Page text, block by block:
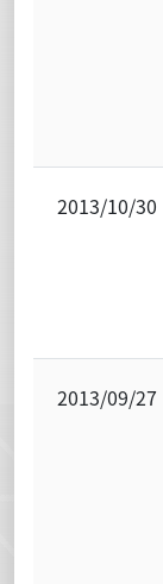
2013/10/30
2013/09/27